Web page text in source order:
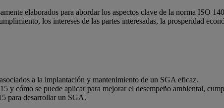
elaborados para abordar los aspectos clave de la norma ISO
los intereses de las partes interesadas, la prosperidad
a la implantación y mantenimiento de un SGA eficaz.
y cómo se puede aplicar para mejorar el desempeño ambiental,
para desarrollar un SGA.